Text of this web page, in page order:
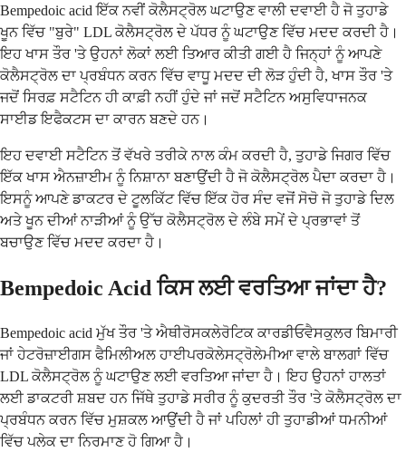
Bempedoic acid ਇੱਕ ਨਵੀਂ ਕੋਲੈਸਟ੍ਰੋਲ ਘਟਾਉਣ ਵਾਲੀ ਦਵਾਈ ਹੈ ਜੋ ਤੁਹਾਡੇ
ਖੂਨ ਵਿੱਚ "ਬੁਰੇ" LDL ਕੋਲੈਸਟ੍ਰੋਲ ਦੇ ਪੱਧਰ ਨੂੰ ਘਟਾਉਣ ਵਿੱਚ ਮਦਦ ਕਰਦੀ ਹੈ।
ਇਹ ਖਾਸ ਤੌਰ 'ਤੇ ਉਹਨਾਂ ਲੋਕਾਂ ਲਈ ਤਿਆਰ ਕੀਤੀ ਗਈ ਹੈ ਜਿਨ੍ਹਾਂ ਨੂੰ ਆਪਣੇ
ਕੋਲੈਸਟ੍ਰੋਲ ਦਾ ਪ੍ਰਬੰਧਨ ਕਰਨ ਵਿੱਚ ਵਾਧੂ ਮਦਦ ਦੀ ਲੋੜ ਹੁੰਦੀ ਹੈ, ਖਾਸ ਤੌਰ 'ਤੇ
ਜਦੋਂ ਸਿਰਫ਼ ਸਟੈਟਿਨ ਹੀ ਕਾਫ਼ੀ ਨਹੀਂ ਹੁੰਦੇ ਜਾਂ ਜਦੋਂ ਸਟੈਟਿਨ ਅਸੁਵਿਧਾਜਨਕ
ਸਾਈਡ ਇਫੈਕਟਸ ਦਾ ਕਾਰਨ ਬਣਦੇ ਹਨ।
ਇਹ ਦਵਾਈ ਸਟੈਟਿਨ ਤੋਂ ਵੱਖਰੇ ਤਰੀਕੇ ਨਾਲ ਕੰਮ ਕਰਦੀ ਹੈ, ਤੁਹਾਡੇ ਜਿਗਰ ਵਿੱਚ
ਇੱਕ ਖਾਸ ਐਨਜ਼ਾਈਮ ਨੂੰ ਨਿਸ਼ਾਨਾ ਬਣਾਉਂਦੀ ਹੈ ਜੋ ਕੋਲੈਸਟ੍ਰੋਲ ਪੈਦਾ ਕਰਦਾ ਹੈ।
ਇਸਨੂੰ ਆਪਣੇ ਡਾਕਟਰ ਦੇ ਟੂਲਕਿੱਟ ਵਿੱਚ ਇੱਕ ਹੋਰ ਸੰਦ ਵਜੋਂ ਸੋਚੋ ਜੋ ਤੁਹਾਡੇ ਦਿਲ
ਅਤੇ ਖੂਨ ਦੀਆਂ ਨਾੜੀਆਂ ਨੂੰ ਉੱਚ ਕੋਲੈਸਟ੍ਰੋਲ ਦੇ ਲੰਬੇ ਸਮੇਂ ਦੇ ਪ੍ਰਭਾਵਾਂ ਤੋਂ
ਬਚਾਉਣ ਵਿੱਚ ਮਦਦ ਕਰਦਾ ਹੈ।
Bempedoic Acid ਕਿਸ ਲਈ ਵਰਤਿਆ ਜਾਂਦਾ ਹੈ?
Bempedoic acid ਮੁੱਖ ਤੌਰ 'ਤੇ ਐਥੀਰੋਸਕਲੇਰੋਟਿਕ ਕਾਰਡੀਓਵੈਸਕੁਲਰ ਬਿਮਾਰੀ
ਜਾਂ ਹੇਟਰੋਜ਼ਾਈਗਸ ਫੈਮਿਲੀਅਲ ਹਾਈਪਰਕੋਲੇਸਟ੍ਰੋਲੇਮੀਆ ਵਾਲੇ ਬਾਲਗਾਂ ਵਿੱਚ
LDL ਕੋਲੈਸਟ੍ਰੋਲ ਨੂੰ ਘਟਾਉਣ ਲਈ ਵਰਤਿਆ ਜਾਂਦਾ ਹੈ। ਇਹ ਉਹਨਾਂ ਹਾਲਤਾਂ
ਲਈ ਡਾਕਟਰੀ ਸ਼ਬਦ ਹਨ ਜਿੱਥੇ ਤੁਹਾਡੇ ਸਰੀਰ ਨੂੰ ਕੁਦਰਤੀ ਤੌਰ 'ਤੇ ਕੋਲੈਸਟ੍ਰੋਲ ਦਾ
ਪ੍ਰਬੰਧਨ ਕਰਨ ਵਿੱਚ ਮੁਸ਼ਕਲ ਆਉਂਦੀ ਹੈ ਜਾਂ ਪਹਿਲਾਂ ਹੀ ਤੁਹਾਡੀਆਂ ਧਮਨੀਆਂ
ਵਿੱਚ ਪਲੇਕ ਦਾ ਨਿਰਮਾਣ ਹੋ ਗਿਆ ਹੈ।